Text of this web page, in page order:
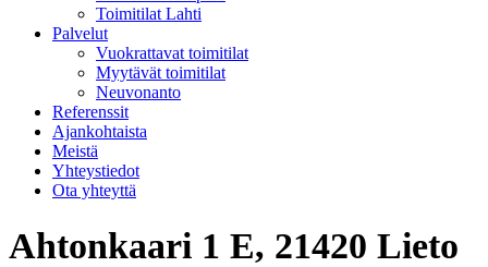
Toimitilat Lahti
Palvelut
Vuokrattavat toimitilat
Myytävät toimitilat
Neuvonanto
Referenssit
Ajankohtaista
Meistä
Yhteystiedot
Ota yhteyttä
Ahtonkaari 1 E, 21420 Lieto